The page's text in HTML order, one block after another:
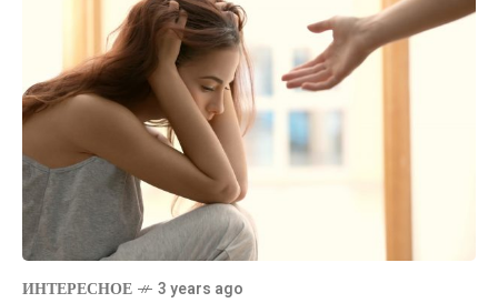
ИНТЕРЕСНОЕ 3 years ago